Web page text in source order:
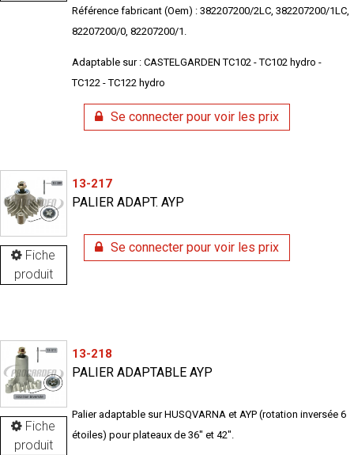
Référence fabricant (Oem) : 382207200/2LC, 382207200/1LC,
82207200/0, 82207200/1.
Adaptable sur : CASTELGARDEN TC102 - TC102 hydro -
TC122 - TC122 hydro
Se connecter pour voir les prix
Fiche
produit
13-217
PALIER ADAPT. AYP
Se connecter pour voir les prix
Fiche
produit
13-218
PALIER ADAPTABLE AYP
Palier adaptable sur HUSQVARNA et AYP (rotation inversée 6
étoiles) pour plateaux de 36" et 42".